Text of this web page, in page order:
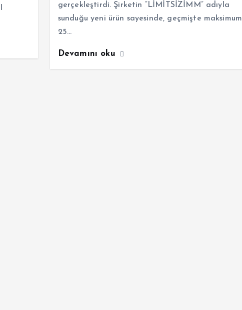
gerçekleştirdi. Şirketin “LİMİTSİZİMM” adıyla
sunduğu yeni ürün sayesinde, geçmişte maksimum
25…
Devamını oku